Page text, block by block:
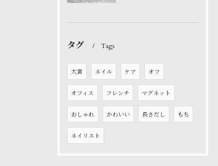
タグ Tags
大宮 ネイル ケア オフ
オフィス フレンチ マグネット
おしゃれ かわいい 長さだし もち
ネイリスト